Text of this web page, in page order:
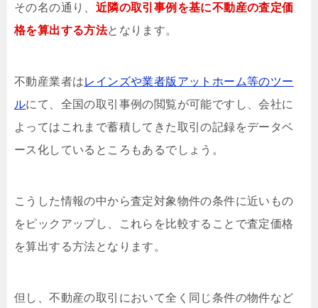
その名の通り、 近隣の取引事例を基に不動産の査定価
格を算出する方法となります。
不動産業者はレインズや業者版アットホーム等のツー
ルにて、全国の取引事例の閲覧が可能ですし、会社に
よってはこれまで蓄積してきた取引の記録をデータベ
ース化しているところもあるでしょう。
こうした情報の中から査定対象物件の条件に近いもの
をピックアップし、これらを比較することで査定価格
を算出する方法となります。
但し、不動産の取引において全く同じ条件の物件など